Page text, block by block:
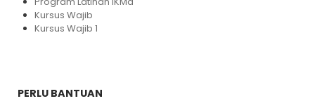
Kursus Wajib
Kursus Wajib 1
PERLU BANTUAN